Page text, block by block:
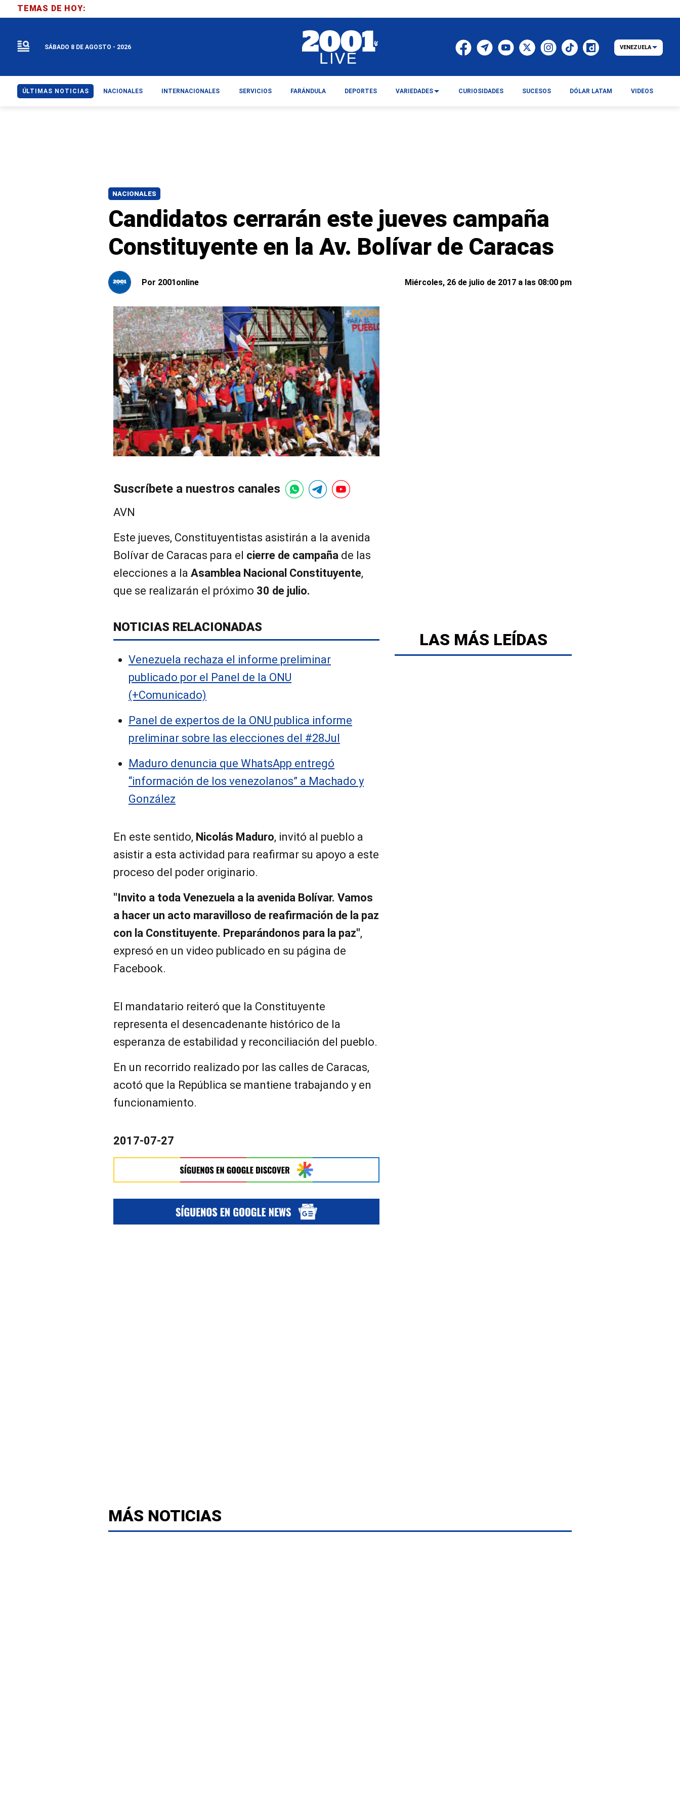
NACIONALES
Candidatos cerrarán este jueves campaña
Constituyente en la Av. Bolívar de Caracas
Por 2001online Miércoles, 26 de julio de 2017 a las 08:00 pm
Suscríbete a nuestros canales
AVN
Este jueves, Constituyentistas asistirán a la avenida
Bolívar de Caracas para el cierre de campaña de las
elecciones a la Asamblea Nacional Constituyente,
que se realizarán el próximo 30 de julio.
NOTICIAS RELACIONADAS
Venezuela rechaza el informe preliminar
publicado por el Panel de la ONU
(+Comunicado)
Panel de expertos de la ONU publica informe
preliminar sobre las elecciones del #28Jul
Maduro denuncia que WhatsApp entregó
“información de los venezolanos” a Machado y
González
En este sentido, Nicolás Maduro, invitó al pueblo a
asistir a esta actividad para reafirmar su apoyo a este
proceso del poder originario.
"Invito a toda Venezuela a la avenida Bolívar. Vamos
a hacer un acto maravilloso de reafirmación de la paz
con la Constituyente. Preparándonos para la paz",
expresó en un video publicado en su página de
Facebook.
El mandatario reiteró que la Constituyente
representa el desencadenante histórico de la
esperanza de estabilidad y reconciliación del pueblo.
En un recorrido realizado por las calles de Caracas,
acotó que la República se mantiene trabajando y en
funcionamiento.
2017-07-27
LAS MÁS LEÍDAS
MÁS NOTICIAS
TEMAS DE HOY:
SÁBADO 8 DE AGOSTO - 2026 VENEZUELA
ÚLTIMAS NOTICIAS NACIONALES INTERNACIONALES SERVICIOS FARÁNDULA DEPORTES VARIEDADES CURIOSIDADES SUCESOS DÓLAR LATAM VIDEOS